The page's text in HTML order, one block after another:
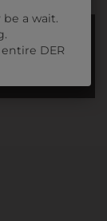
a wait.
DER